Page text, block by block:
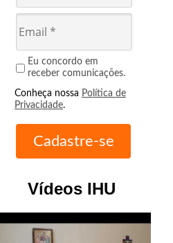
Eu concordo em
receber comunicações.
Conheça nossa Política de
Privacidade.
Vídeos IHU